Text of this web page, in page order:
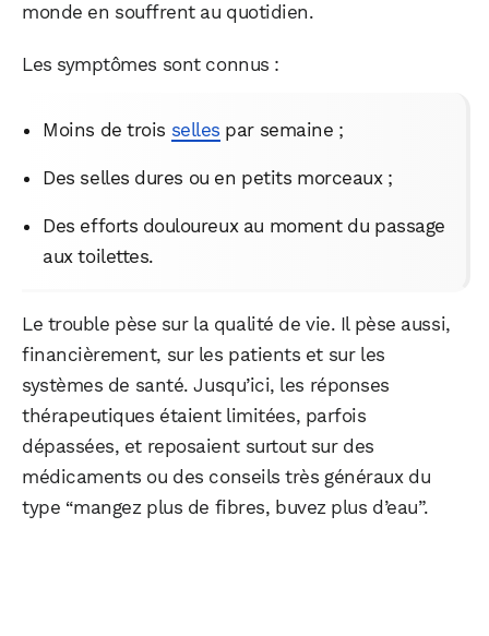
monde en souffrent au quotidien.
Les symptômes sont connus :
Moins de trois selles par semaine ;
Des selles dures ou en petits morceaux ;
Des efforts douloureux au moment du passage
aux toilettes.
Le trouble pèse sur la qualité de vie. Il pèse aussi,
financièrement, sur les patients et sur les
systèmes de santé. Jusqu’ici, les réponses
thérapeutiques étaient limitées, parfois
dépassées, et reposaient surtout sur des
médicaments ou des conseils très généraux du
type “mangez plus de fibres, buvez plus d’eau”.